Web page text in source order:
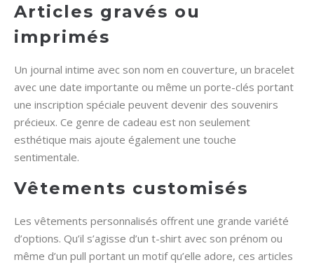
Articles gravés ou
imprimés
Un journal intime avec son nom en couverture, un bracelet
avec une date importante ou même un porte-clés portant
une inscription spéciale peuvent devenir des souvenirs
précieux. Ce genre de cadeau est non seulement
esthétique mais ajoute également une touche
sentimentale.
Vêtements customisés
Les vêtements personnalisés offrent une grande variété
d’options. Qu’il s’agisse d’un t-shirt avec son prénom ou
même d’un pull portant un motif qu’elle adore, ces articles